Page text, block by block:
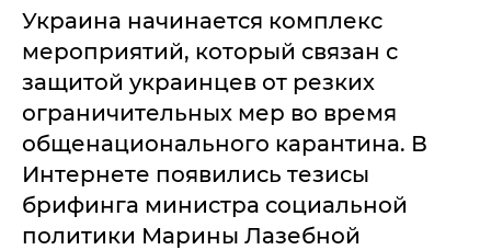
Украина начинается комплекс
мероприятий, который связан с
защитой украинцев от резких
ограничительных мер во время
общенационального карантина. В
Интернете появились тезисы
брифинга министра социальной
политики Марины Лазебной